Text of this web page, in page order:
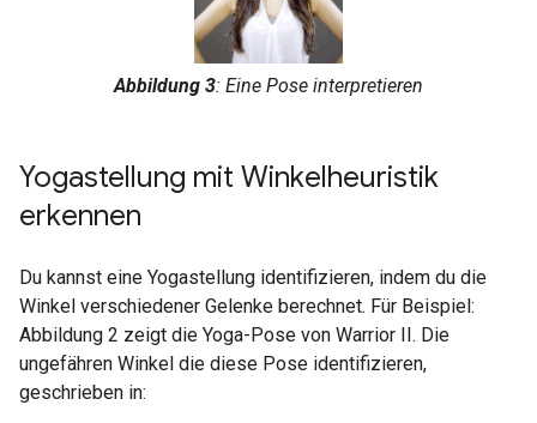
Abbildung 3: Eine Pose interpretieren
Yogastellung mit Winkelheuristik
erkennen
Du kannst eine Yogastellung identifizieren, indem du die
Winkel verschiedener Gelenke berechnet. Für Beispiel:
Abbildung 2 zeigt die Yoga-Pose von Warrior II. Die
ungefähren Winkel die diese Pose identifizieren,
geschrieben in: